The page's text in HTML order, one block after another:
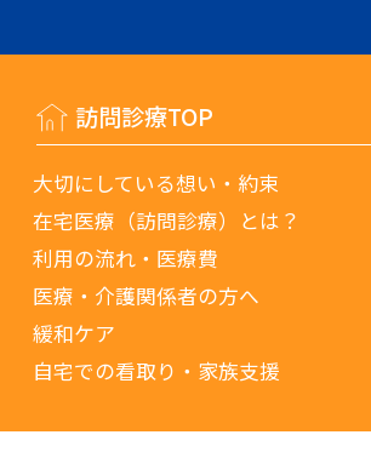
訪問診療TOP
大切にしている想い・約束
在宅医療（訪問診療）とは？
利用の流れ・医療費
医療・介護関係者の方へ
緩和ケア
自宅での看取り・家族支援